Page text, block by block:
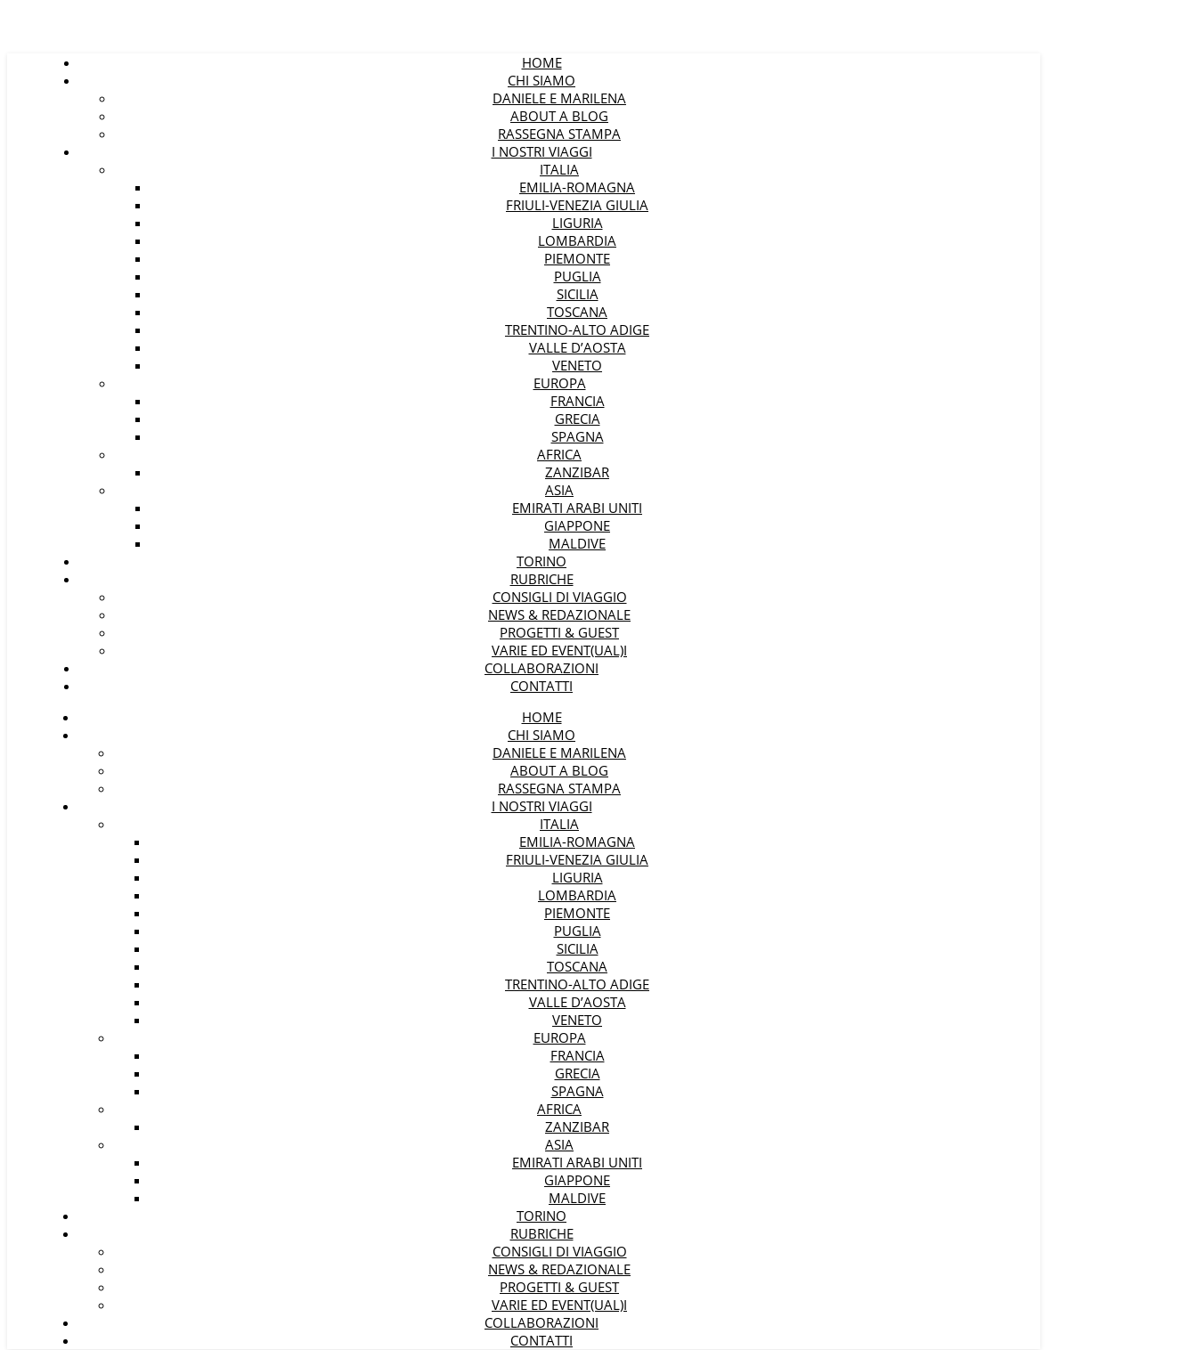
HOME
CHI SIAMO
DANIELE E MARILENA
ABOUT A BLOG
RASSEGNA STAMPA
I NOSTRI VIAGGI
ITALIA
EMILIA-ROMAGNA
FRIULI-VENEZIA GIULIA
LIGURIA
LOMBARDIA
PIEMONTE
PUGLIA
SICILIA
TOSCANA
TRENTINO-ALTO ADIGE
VALLE D’AOSTA
VENETO
EUROPA
FRANCIA
GRECIA
SPAGNA
AFRICA
ZANZIBAR
ASIA
EMIRATI ARABI UNITI
GIAPPONE
MALDIVE
TORINO
RUBRICHE
CONSIGLI DI VIAGGIO
NEWS & REDAZIONALE
PROGETTI & GUEST
VARIE ED EVENT(UAL)I
COLLABORAZIONI
CONTATTI
HOME
CHI SIAMO
DANIELE E MARILENA
ABOUT A BLOG
RASSEGNA STAMPA
I NOSTRI VIAGGI
ITALIA
EMILIA-ROMAGNA
FRIULI-VENEZIA GIULIA
LIGURIA
LOMBARDIA
PIEMONTE
PUGLIA
SICILIA
TOSCANA
TRENTINO-ALTO ADIGE
VALLE D’AOSTA
VENETO
EUROPA
FRANCIA
GRECIA
SPAGNA
AFRICA
ZANZIBAR
ASIA
EMIRATI ARABI UNITI
GIAPPONE
MALDIVE
TORINO
RUBRICHE
CONSIGLI DI VIAGGIO
NEWS & REDAZIONALE
PROGETTI & GUEST
VARIE ED EVENT(UAL)I
COLLABORAZIONI
CONTATTI